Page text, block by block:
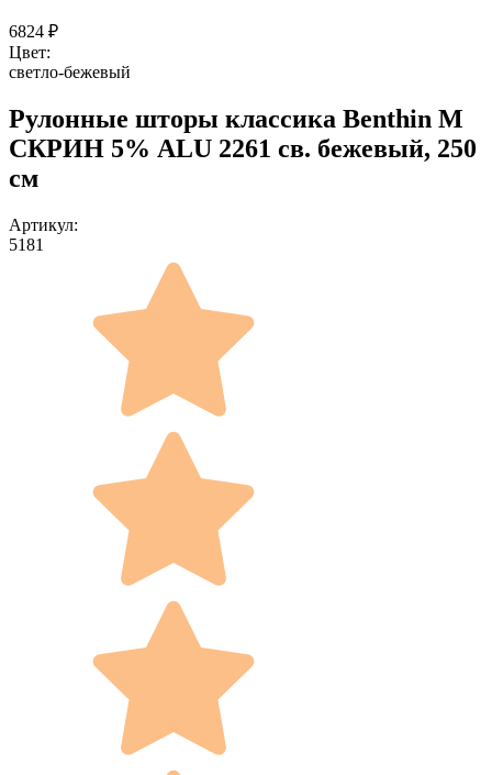
6824 ₽
Цвет:
светло-бежевый
Рулонные шторы классика Benthin M
СКРИН 5% ALU 2261 св. бежевый, 250
см
Артикул:
5181